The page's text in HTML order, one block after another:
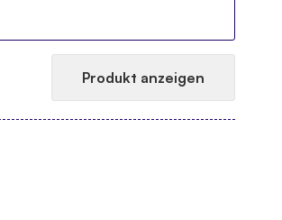
Produkt anzeigen